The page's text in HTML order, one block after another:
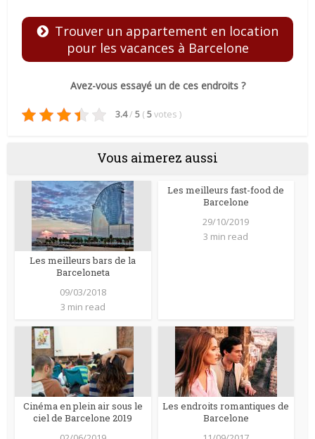
Trouver un appartement en location
pour les vacances à Barcelone
Avez-vous essayé un de ces endroits ?
3.4/ 5 (5votes )
Vous aimerez aussi
Les meilleurs bars de la
Barceloneta
09/03/2018
3 min read
Les meilleurs fast-food de
Barcelone
29/10/2019
3 min read
Cinéma en plein air sous le
ciel de Barcelone 2019
Les endroits romantiques de
Barcelone